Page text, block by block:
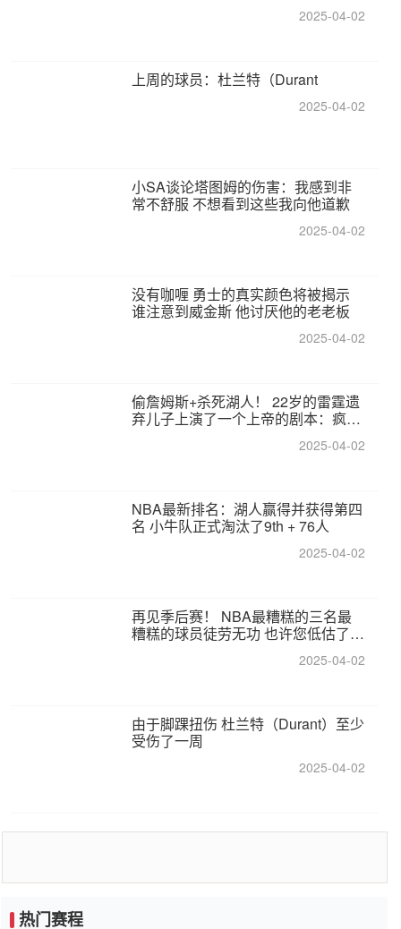
2025-04-02
上周的球员：杜兰特（Durant
2025-04-02
小SA谈论塔图姆的伤害：我感到非
常不舒服 不想看到这些我向他道歉
2025-04-02
没有咖喱 勇士的真实颜色将被揭示
谁注意到威金斯 他讨厌他的老老板
2025-04-02
偷詹姆斯+杀死湖人！ 22岁的雷霆遗
弃儿子上演了一个上帝的剧本：疯狂
2025-04-02
NBA最新排名：湖人赢得并获得第四
名 小牛队正式淘汰了9th + 76人
2025-04-02
再见季后赛！ NBA最糟糕的三名最
糟糕的球员徒劳无功 也许您低估了硬
2025-04-02
由于脚踝扭伤 杜兰特（Durant）至少
受伤了一周
2025-04-02
热门赛程